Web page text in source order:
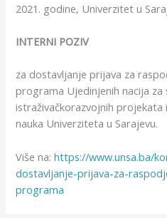
2021. godine, Univerzitet u
INTERNI POZIV
za dostavljanje prijava za
programa Ujedinjenih nacija za
istraživačkorazvojnih projekata
nauka Univerziteta u Sarajevu.
Više na:https://www.unsa.ba/
dostavljanje-prijava-za-
programa